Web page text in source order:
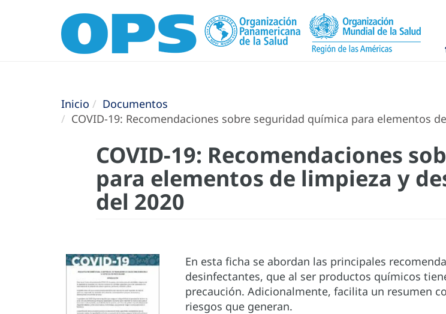
Inicio
Documentos
COVID-19: Recomendaciones sobre seguridad química para elementos
COVID-19: Recomendaciones
para elementos de limpieza y
del 2020
En esta ficha se abordan las principales
desinfectantes, que al ser productos químicos
precaución. Adicionalmente, facilita un resumen
riesgos que generan.